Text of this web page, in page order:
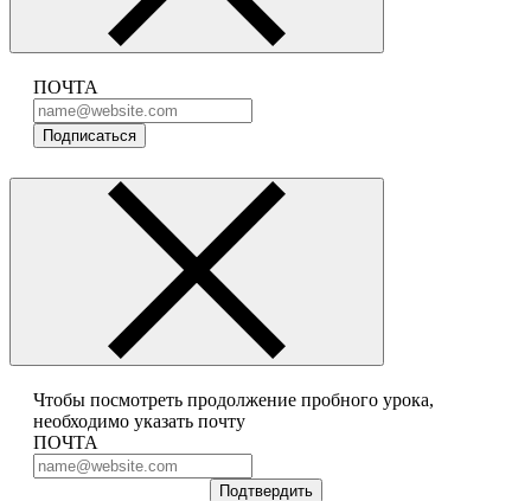
ПОЧТА
Подписаться
Чтобы посмотреть продолжение пробного урока,
необходимо указать почту
ПОЧТА
Подтвердить